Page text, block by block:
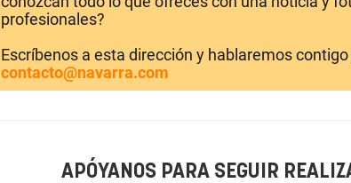
profesionales?
Escríbenos a esta dirección y hablaremos
contacto@navarra.com
APÓYANOS PARA SEGUIR